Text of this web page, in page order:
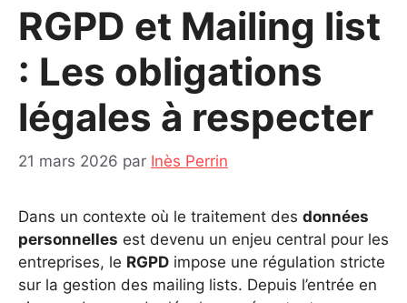
RGPD et Mailing list
: Les obligations
légales à respecter
21 mars 2026 par Inès Perrin
Dans un contexte où le traitement des données
personnelles est devenu un enjeu central pour les
entreprises, le RGPD impose une régulation stricte
sur la gestion des mailing lists. Depuis l’entrée en